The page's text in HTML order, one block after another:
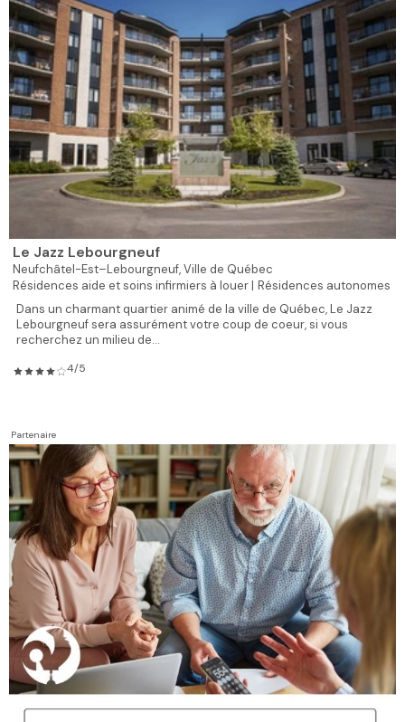
Le Jazz Lebourgneuf
Neufchâtel-Est–Lebourgneuf,Ville de Québec
Résidences aide et soins infirmiers à louer | Résidences autonomes
Dans un charmant quartier animé de la ville de Québec, Le Jazz
Lebourgneuf sera assurément votre coup de coeur, si vous
recherchez un milieu de...
4/5
Partenaire